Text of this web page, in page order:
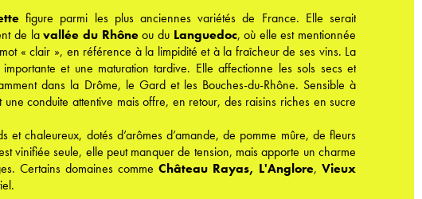
figure parmi les plus anciennes variétés de France. Elle serait
de lavallée du Rhône ou du Languedoc, où elle est mentionnée
« clair », en référence à la limpidité et à la fraîcheur de ses vins. La
et une maturation tardive. Elle affectionne les sols secs et
dans la Drôme, le Gard et les Bouches-du-Rhône. Sensible à
conduite attentive mais offre, en retour, des raisins riches en sucre
et chaleureux, dotés d’arômes d’amande, de pomme mûre, de fleurs
vinifiée seule, elle peut manquer de tension, mais apporte un charme
Certains domaines commeChâteau Rayas, L'Anglore,Vieux